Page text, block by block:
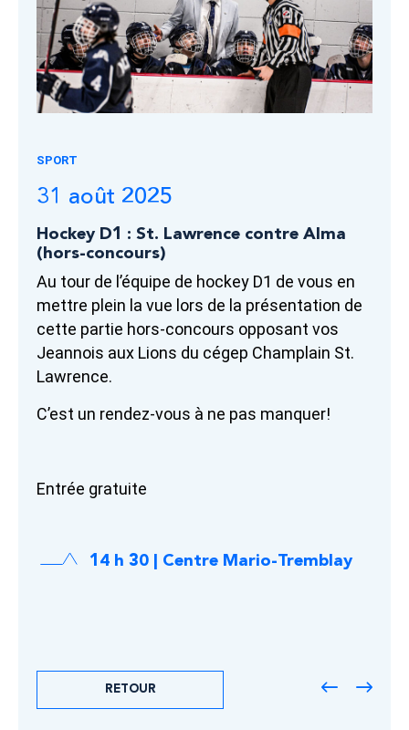
SPORT
31 août 2025
Hockey D1 : St. Lawrence contre Alma
(hors-concours)
Au tour de l’équipe de hockey D1 de vous en
mettre plein la vue lors de la présentation de
cette partie hors-concours opposant vos
Jeannois aux Lions du cégep Champlain St.
Lawrence.
C’est un rendez-vous à ne pas manquer!
Entrée gratuite
14 h 30 | Centre Mario-Tremblay
RETOUR